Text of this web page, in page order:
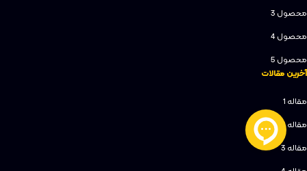
محصول 3
محصول 4
محصول 5
آخرین مقالات
مقاله 1
مقاله 2
مقاله 3